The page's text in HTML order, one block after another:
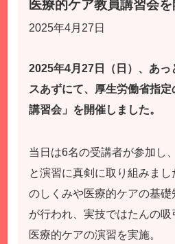
医療的ケア教員講習会
2025年4月27日
2025年4月27日（日）、あっ
スあずにて、厚生労働省指
講習会」を開催しました。
当日は6名の受講者が参加し
と演習に真剣に取り組みま
のしくみや医療的ケアの基
が行われ、実技ではたんの
医療的ケアの演習を実施。